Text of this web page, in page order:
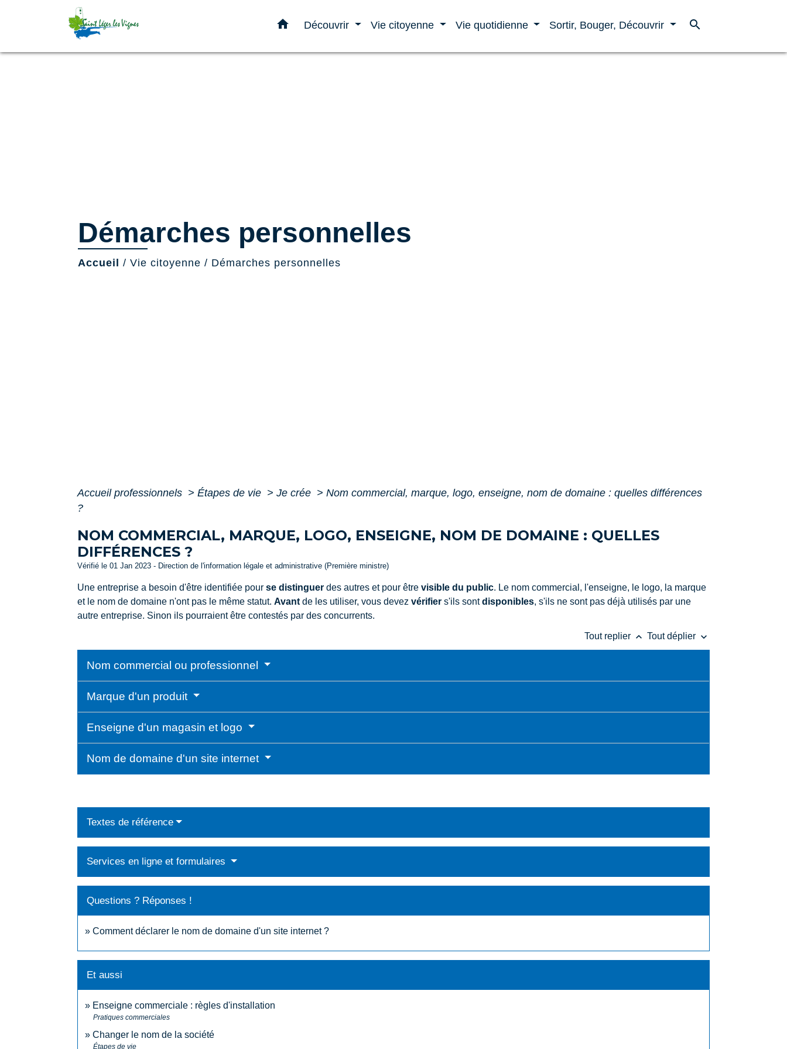
home Découvrir Vie citoyenne Vie quotidienne Sortir, Bouger, Découvrir search
Démarches personnelles
Accueil / Vie citoyenne / Démarches personnelles
Accueil professionnels > Étapes de vie > Je crée > Nom commercial, marque, logo, enseigne, nom de domaine : quelles différences
?
NOM COMMERCIAL, MARQUE, LOGO, ENSEIGNE, NOM DE DOMAINE : QUELLES
DIFFÉRENCES ?
Vérifié le 01 Jan 2023 - Direction de l'information légale et administrative (Première ministre)
Une entreprise a besoin d'être identifiée pour se distinguer des autres et pour être visible du public. Le nom commercial, l'enseigne, le logo, la marque
et le nom de domaine n'ont pas le même statut. Avant de les utiliser, vous devez vérifier s'ils sontdisponibles, s'ils ne sont pas déjà utilisés par une
autre entreprise. Sinon ils pourraient être contestés par des concurrents.
Tout replier keyboard_arrow_up Tout déplier keyboard_arrow_down
Nom commercial ou professionnel
Marque d'un produit
Enseigne d'un magasin et logo
Nom de domaine d'un site internet
Textes de référence
Services en ligne et formulaires
Questions ? Réponses !
Comment déclarer le nom de domaine d'un site internet ?
Et aussi
Enseigne commerciale : règles d'installation
Pratiques commerciales
Changer le nom de la société
Étapes de vie